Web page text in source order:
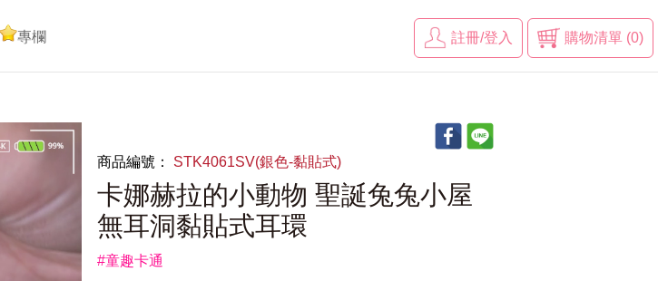
專欄 購物清單 (0)
註冊/登入
商品編號： STK4061SV(銀色-黏貼式)
卡娜赫拉的小動物 聖誕兔兔小屋
無耳洞黏貼式耳環
#童趣卡通